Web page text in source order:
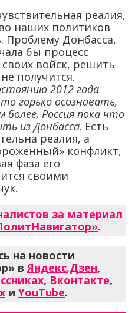
реалия,
наших политиков
Проблему Донбасса,
бы процесс
войск, решить
получится.
2012 года
горько осознавать,
более, Россия пока что
из Донбасса. Есть
реалия, а
конфликт,
фаза его
своими
за материал
.
на новости
вЯндекс.Дзен,
, Вконтакте,
и YouTube.